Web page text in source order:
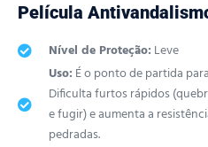
Película
Nível de Proteção: Leve
Uso: É o ponto de partida
Dificulta furtos rápidos
e fugir) e aumenta a
pedradas.